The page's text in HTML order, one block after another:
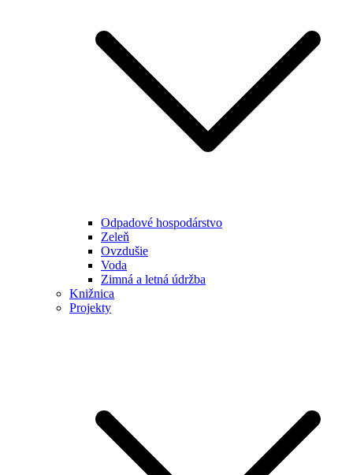
Odpadové hospodárstvo
Zeleň
Ovzdušie
Voda
Zimná a letná údržba
Knižnica
Projekty